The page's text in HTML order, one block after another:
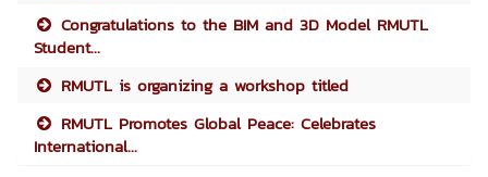
Congratulations to the BIM and 3D Model RMUTL
Student...
RMUTL is organizing a workshop titled
RMUTL Promotes Global Peace: Celebrates
International...